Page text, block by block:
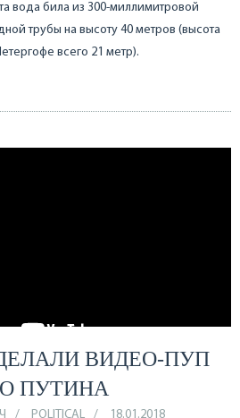
вода била из 300-миллимитровой
трубы на высоту 40 метров (высота
всего 21 метр).
ВИДЕО-ПУП
ПУТИНА
POLITICAL 18.01.2018